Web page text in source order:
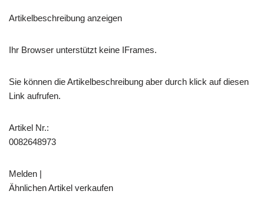
Artikelbeschreibung anzeigen
Ihr Browser unterstützt keine IFrames.
Sie können die Artikelbeschreibung aber durch klick auf diesen
Link aufrufen.
Artikel Nr.:
0082648973
Melden |
Ähnlichen Artikel verkaufen